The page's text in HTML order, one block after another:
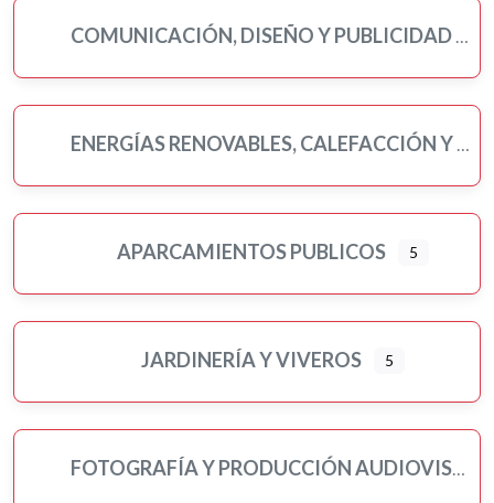
COMUNICACIÓN, DISEÑO Y PUBLICIDAD
ENERGÍAS RENOVABLES, CALEFACCIÓN Y FONTANERÍA
APARCAMIENTOS PUBLICOS 5
JARDINERÍA Y VIVEROS 5
FOTOGRAFÍA Y PRODUCCIÓN AUDIOVISUAL